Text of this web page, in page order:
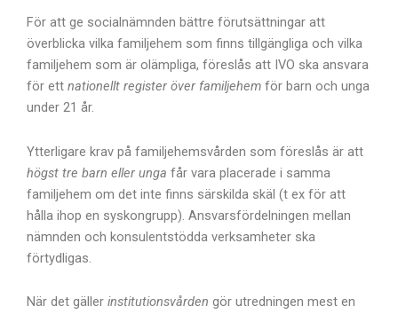
För att ge socialnämnden bättre förutsättningar att
överblicka vilka familjehem som finns tillgängliga och vilka
familjehem som är olämpliga, föreslås att IVO ska ansvara
för ett nationellt register över familjehem för barn och unga
under 21 år.
Ytterligare krav på familjehemsvården som föreslås är att
högst tre barn eller unga får vara placerade i samma
familjehem om det inte finns särskilda skäl (t ex för att
hålla ihop en syskongrupp). Ansvarsfördelningen mellan
nämnden och konsulentstödda verksamheter ska
förtydligas.
När det gäller institutionsvården gör utredningen mest en